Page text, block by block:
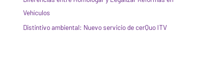
Vehículos
Distintivo ambiental: Nuevo servicio de cerQuo ITV